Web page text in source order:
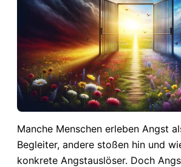
Manche Menschen erleben Angst
Begleiter, andere stoßen hin und
konkrete Angstauslöser. Doch